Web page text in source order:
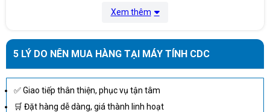
Xem thêm
5 LÝ DO NÊN MUA HÀNG TẠI MÁY TÍNH CDC
✅ Giao tiếp thân thiện, phục vụ tận tâm
🛒 Đặt hàng dễ dàng, giá thành linh hoạt